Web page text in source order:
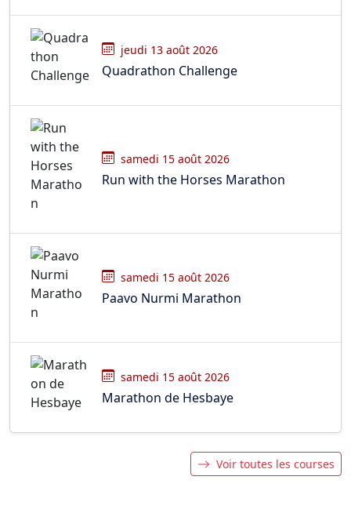
jeudi 13 août 2026
Quadrathon Challenge
samedi 15 août 2026
Run with the Horses Marathon
samedi 15 août 2026
Paavo Nurmi Marathon
samedi 15 août 2026
Marathon de Hesbaye
Voir toutes les courses